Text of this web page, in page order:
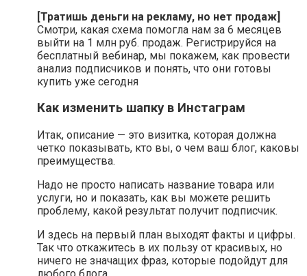
[Тратишь деньги на рекламу, но нет продаж]
Смотри, какая схема помогла нам за 6 месяцев
выйти на 1 млн руб. продаж. Регистрируйся на
бесплатный вебинар, мы покажем, как провести
анализ подписчиков и понять, что они готовы
купить уже сегодня
Как изменить шапку в Инстаграм
Итак, описание — это визитка, которая должна
четко показывать, кто вы, о чем ваш блог, каковы
преимущества.
Надо не просто написать название товара или
услуги, но и показать, как вы можете решить
проблему, какой результат получит подписчик.
И здесь на первый план выходят факты и цифры.
Так что откажитесь в их пользу от красивых, но
ничего не значащих фраз, которые подойдут для